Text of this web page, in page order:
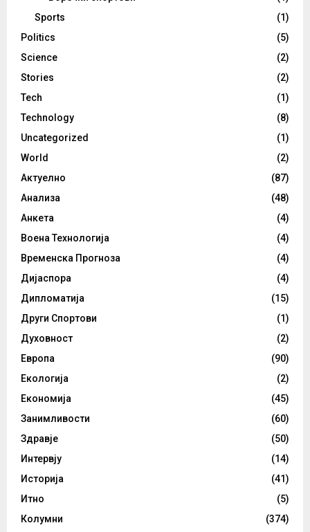
Sports
(1)
Politics
(5)
Science
(2)
Stories
(2)
Tech
(1)
Technology
(8)
Uncategorized
(1)
World
(2)
Актуелно
(87)
Анализа
(48)
Анкета
(4)
Воена Технологија
(4)
Временска Прогноза
(4)
Дијаспора
(4)
Дипломатија
(15)
Други Спортови
(1)
Духовност
(2)
Европа
(90)
Екологија
(2)
Економија
(45)
Занимливости
(60)
Здравје
(50)
Интервју
(14)
Историја
(41)
Итно
(5)
Колумни
(374)